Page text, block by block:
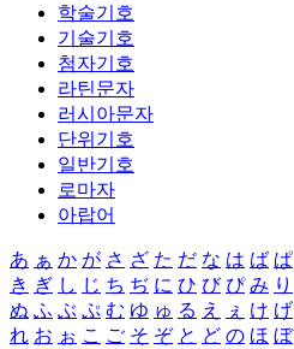
학술기호
기술기호
첨자기호
라틴문자
러시아문자
단위기호
일반기호
로마자
아랍어
あ ぁ か が さ ざ た だ な は ば ぱ
き ぎ し じ ち ぢ に ひ び ぴ み り
ぬ ふ ぶ ぷ む ゆ ゅ る え ぇ け げ
れ お ぉ こ ご そ ぞ と ど の ほ ぼ